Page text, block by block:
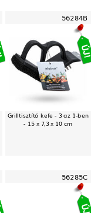
56284B
Grilltisztító kefe - 3 az 1-ben
- 15 x 7,3 x 10 cm
56285C